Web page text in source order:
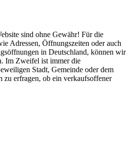
sind ohne Gewähr! Für die
Adressen, Öffnungszeiten oder auch
in Deutschland, können wir
Im Zweifel ist immer die
Stadt, Gemeinde oder dem
zu erfragen, ob ein verkaufsoffener